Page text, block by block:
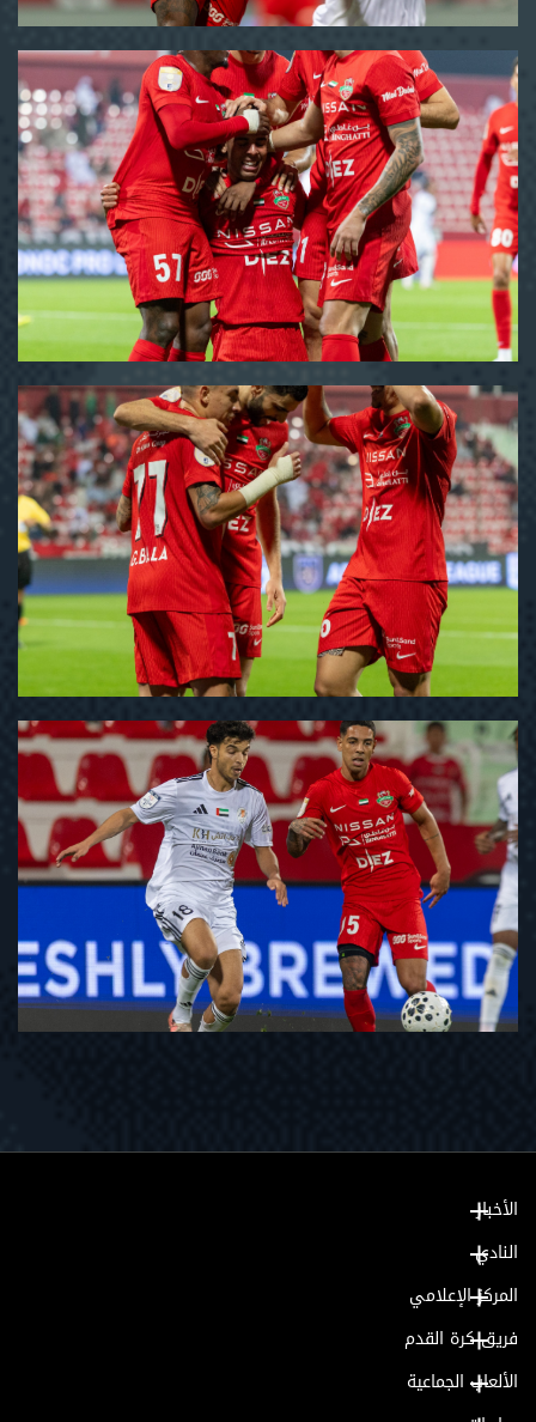
الأخبار
النادي
المركز الإعلامي
فريق كرة القدم
الألعاب الجماعية